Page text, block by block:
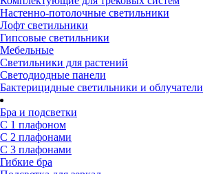
Настенно-потолочные светильники
Лофт светильники
Гипсовые светильники
Мебельные
Светильники для растений
Светодиодные панели
Бактерицидные светильники и облучатели
Бра и подсветки
С 1 плафоном
С 2 плафонами
С 3 плафонами
Гибкие бра